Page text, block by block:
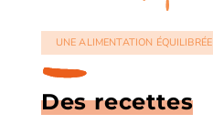
UNE ALIMENTATION ÉQUILIBRÉE
Des recettes